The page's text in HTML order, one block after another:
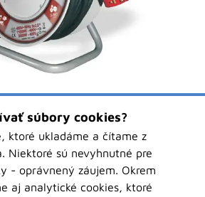
5908289624656
prihlásiť alebo zaregistrovať
súbory cookies?
ktoré ukladáme a čítame z
Niektoré sú nevyhnutné pre
- oprávnený záujem. Okrem
aj analytické cookies, ktoré